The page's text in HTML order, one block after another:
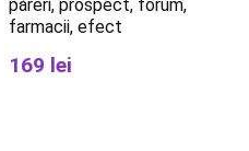
păreri, prospect, forum,
farmacii, efect
169 lei